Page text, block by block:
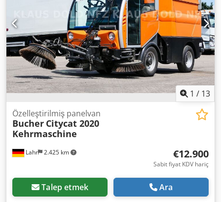
1 / 13
Lahr 2.425 km
Özelleştirilmiş panelvan
Bucher Citycat 2020
Kehrmaschine
€12.900
Sabit fiyat KDV hariç
Talep etmek Ara